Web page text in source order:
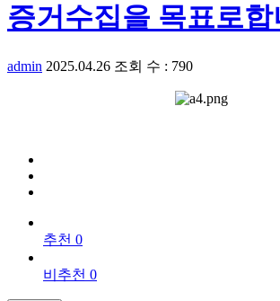
증거수집을 목표로합
admin 2025.04.26 조회 수 : 790
추천 0
비추천 0